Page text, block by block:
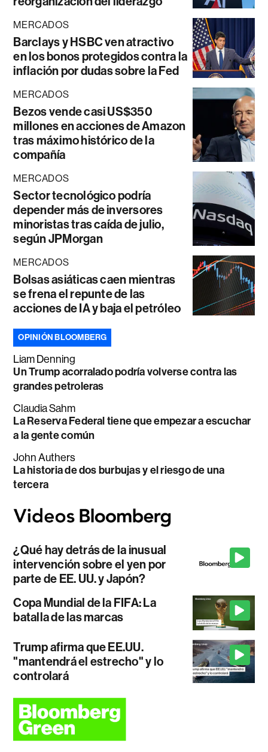
MERCADOS
Barclays y HSBC ven atractivo
en los bonos protegidos contra la
inflación por dudas sobre la Fed
MERCADOS
Bezos vende casi US$350
millones en acciones de Amazon
tras máximo histórico de la
compañía
MERCADOS
Sector tecnológico podría
depender más de inversores
minoristas tras caída de julio,
según JPMorgan
MERCADOS
Bolsas asiáticas caen mientras
se frena el repunte de las
acciones de IA y baja el petróleo
OPINIÓN BLOOMBERG
Liam Denning
Un Trump acorralado podría volverse contra las
grandes petroleras
Claudia Sahm
La Reserva Federal tiene que empezar a escuchar
a la gente común
John Authers
La historia de dos burbujas y el riesgo de una
tercera
¿Qué hay detrás de la inusual
intervención sobre el yen por
parte de EE. UU. y Japón?
Copa Mundial de la FIFA: La
batalla de las marcas
Trump afirma que EE.UU.
"mantendrá el estrecho" y lo
controlará